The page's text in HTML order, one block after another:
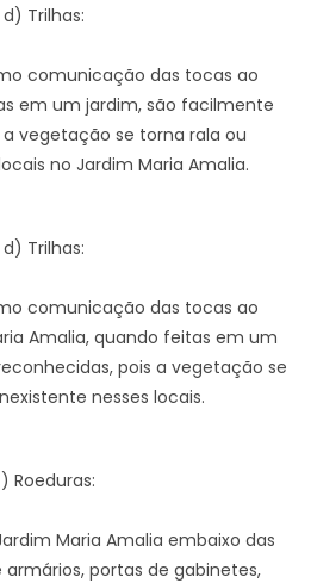
d) Trilhas:
comunicação das tocas ao
em um jardim, são facilmente
vegetação se torna rala ou
no Jardim Maria Amalia.
d) Trilhas:
comunicação das tocas ao
Amalia, quando feitas em um
pois a vegetação se
nesses locais.
Roeduras:
Maria Amalia embaixo das
portas de gabinetes,